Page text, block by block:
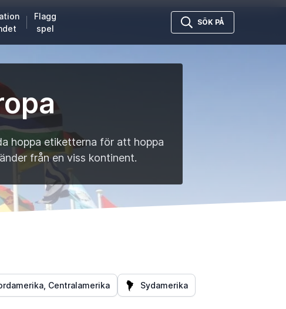
Flagg
spel
SÖK PÅ
hoppa etiketterna för att hoppa
från en viss kontinent.
Centralamerika Sydamerika